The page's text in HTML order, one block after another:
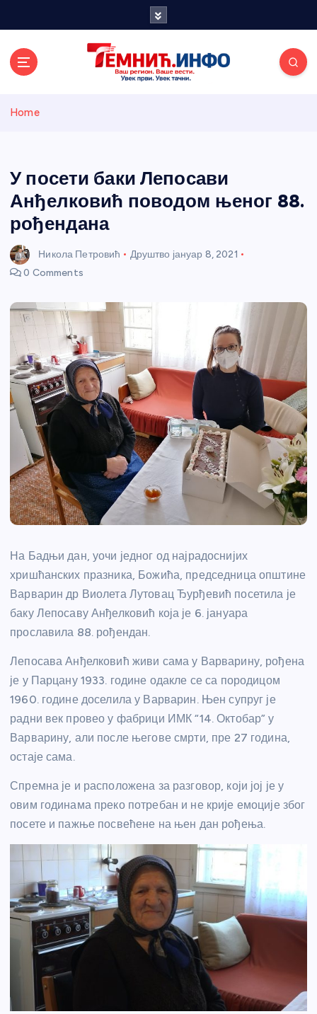
и портал
Home
У посети баки Лепосави
Анђелковић поводом њеног 88.
рођендана
Никола Петровић Друштво јануар 8, 2021
0 Comments
На Бадњи дан, уочи једног од најрадоснијих
хришћанских празника, Божића, председница општине
Варварин др Виолета Лутовац Ђурђевић посетила је
баку Лепосаву Анђелковић која је 6. јануара
прославила 88. рођендан.
Лепосава Анђелковић живи сама у Варварину, рођена
је у Парцану 1933. године одакле се са породицом
1960. године доселила у Варварин. Њен супруг је
радни век провео у фабрици ИМК “14. Октобар” у
Варварину, али после његове смрти, пре 27 година,
остаје сама.
Спремна је и расположена за разговор, који јој је у
овим годинама преко потребан и не крије емоције због
посете и пажње посвећене на њен дан рођења.